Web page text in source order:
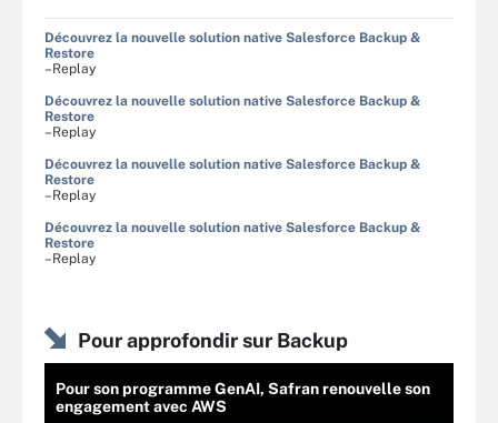
Découvrez la nouvelle solution native Salesforce Backup &
Restore
–Replay
Découvrez la nouvelle solution native Salesforce Backup &
Restore
–Replay
Découvrez la nouvelle solution native Salesforce Backup &
Restore
–Replay
Découvrez la nouvelle solution native Salesforce Backup &
Restore
–Replay
Pour approfondir sur Backup
Pour son programme GenAI, Safran renouvelle son
engagement avec AWS